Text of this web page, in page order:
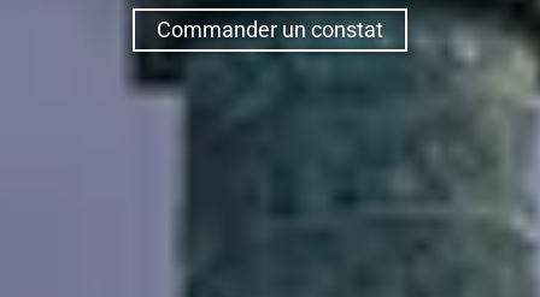
Commander un constat